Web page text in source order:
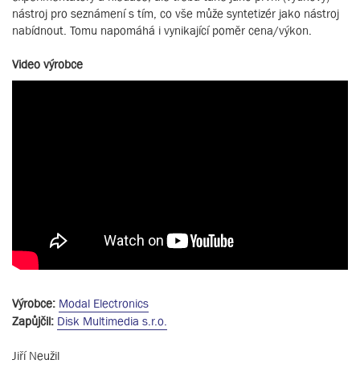
nástroj pro seznámení s tím, co vše může syntetizér jako nástroj
nabídnout. Tomu napomáhá i vynikající poměr cena/výkon.
Video výrobce
Výrobce: Modal Electronics
Zapůjčil: Disk Multimedia s.r.o.
Jiří Neužil